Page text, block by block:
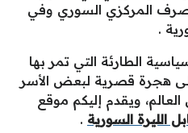
المركزي السوري وفي
.
الطارئة التي تمر بها
هجرة قصرية لبعض الأسر
ويقدم إليكم موقع
الليرة السورية .